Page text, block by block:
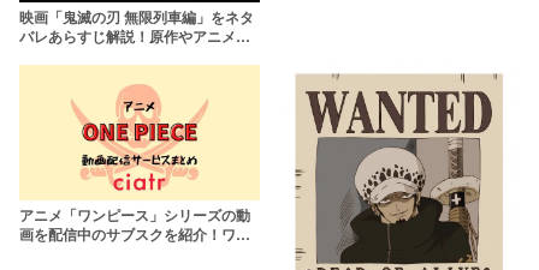
映画「鬼滅の刃 無限列車編」をネタ
バレあらすじ解説！原作やアニメ版
アニメ「ワンピース」シリーズの動
画を配信中のサブスクを紹介！ワノ